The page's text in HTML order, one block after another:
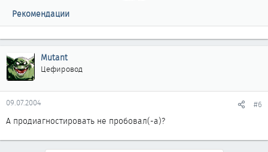
Рекомендации
Mutant
Цефировод
09.07.2004 #6
А продиагностировать не пробовал(-а)?